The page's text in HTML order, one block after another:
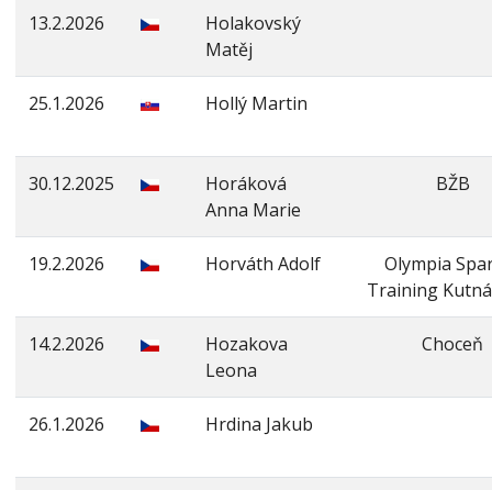
13.2.2026
Holakovský
Matěj
25.1.2026 Hollý Martin
30.12.2025
Horáková
Anna Marie
BŽB
19.2.2026 Horváth Adolf
Olympia
Training
14.2.2026
Hozakova
Leona
Choceň
26.1.2026 Hrdina Jakub